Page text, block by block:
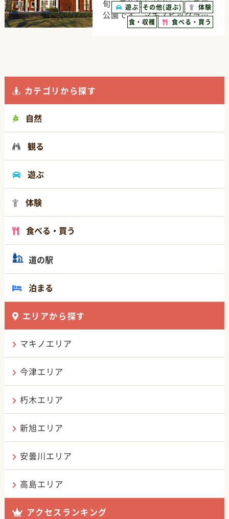
旬の果物狩りが楽しめる農業
公園です。マキノピックラ…
遊ぶ その他(遊ぶ)
体験
食・収穫
食べる・買う
カテゴリから探す
自然
観る
遊ぶ
体験
食べる・買う
道の駅
泊まる
エリアから探す
マキノエリア
今津エリア
朽木エリア
新旭エリア
安曇川エリア
高島エリア
アクセスランキング